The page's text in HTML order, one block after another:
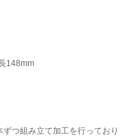
148mm
つ組み立て加工を行っており